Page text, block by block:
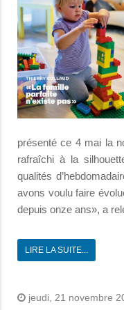
présenté ce 4 mai la
rafraîchi à la
qualités
avons voulu faire
depuis onze ans», a
LIRE LA SUITE...
jeudi, 21 novembre